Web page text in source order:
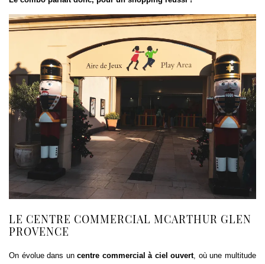
LE CENTRE COMMERCIAL MCARTHUR GLEN
PROVENCE
On évolue dans uncentre commercial à ciel ouvert, où une multitude